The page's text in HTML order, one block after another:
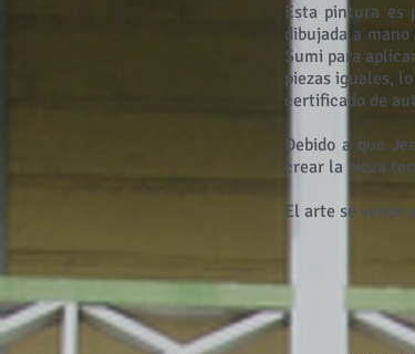
Esta pintura es
dibujada a
Sumi para
piezas iguales,
certificado de
Debido a que
crear la pieza
El arte se